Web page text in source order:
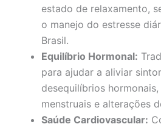
estado de relaxamento,
o manejo do estresse
Brasil.
Equilíbrio Hormonal:
para ajudar a aliviar
desequilíbrios
menstruais e alterações
Saúde Cardiovascular: